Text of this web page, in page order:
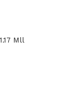
Mll